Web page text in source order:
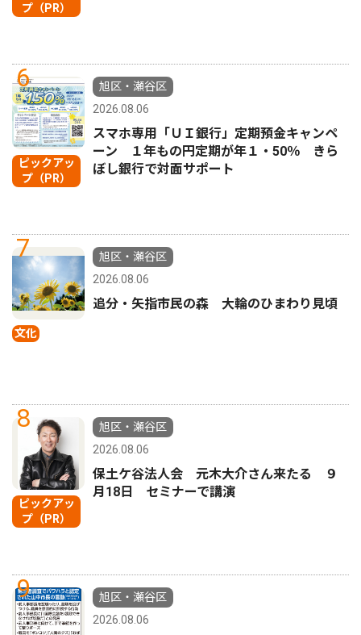
プ（PR）
6
ピックアッ
プ（PR）
旭区・瀬谷区
2026.08.06
スマホ専用「ＵＩ銀行」定期預金キャンペ
ーン １年もの円定期が年１・50％ きら
ぼし銀行で対面サポート
7
文化
旭区・瀬谷区
2026.08.06
追分・矢指市民の森 大輪のひまわり見頃
8
ピックアッ
プ（PR）
旭区・瀬谷区
2026.08.06
保土ケ谷法人会 元木大介さん来たる ９
月18日 セミナーで講演
9
旭区・瀬谷区
2026.08.06